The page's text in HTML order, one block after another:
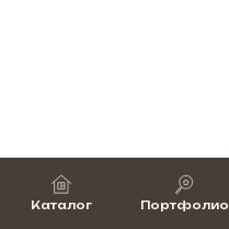
Каталог Портфолио